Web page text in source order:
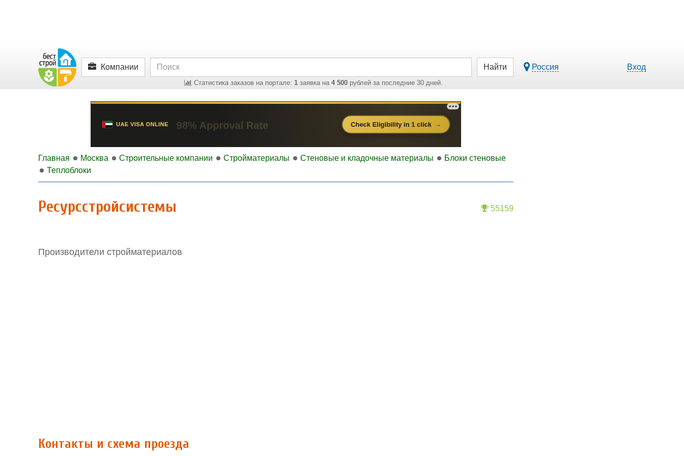
Компании
Статистика заказов на портале: 1 заявка на 4 500 рублей за последние 30 дней.
Найти Россия Вход
Главная Москва Строительные компании Стройматериалы Стеновые и кладочные материалы
Блоки стеновые
Теплоблоки
55159
Ресурсстройсистемы
Производители стройматериалов
Контакты и схема проезда